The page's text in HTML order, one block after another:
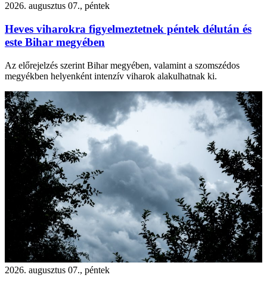
2026. augusztus 07., péntek
Heves viharokra figyelmeztetnek péntek délután és
este Bihar megyében
Az előrejelzés szerint Bihar megyében, valamint a szomszédos
megyékben helyenként intenzív viharok alakulhatnak ki.
2026. augusztus 07., péntek